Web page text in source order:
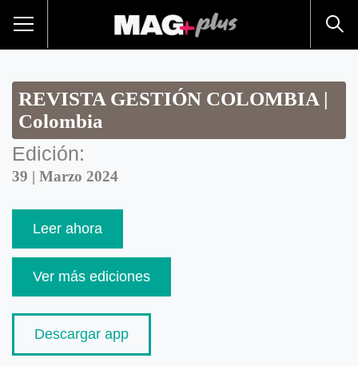
REVISTA GESTIÓN COLOMBIA |
Colombia
Edición:
39 | Marzo 2024
Leer ahora
Ver más ediciones
Descargar app